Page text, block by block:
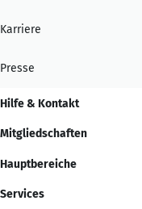
Karriere
Presse
Hilfe & Kontakt
Mitgliedschaften
Hauptbereiche
Services